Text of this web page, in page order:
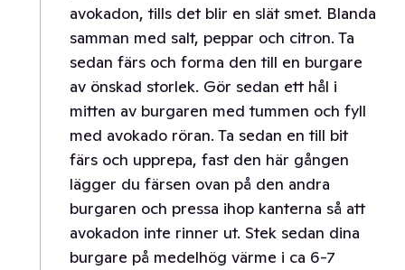
avokadon, tills det blir en slät smet. Blanda
samman med salt, peppar och citron. Ta
sedan färs och forma den till en burgare
av önskad storlek. Gör sedan ett hål i
mitten av burgaren med tummen och fyll
med avokado röran. Ta sedan en till bit
färs och upprepa, fast den här gången
lägger du färsen ovan på den andra
burgaren och pressa ihop kanterna så att
avokadon inte rinner ut. Stek sedan dina
burgare på medelhög värme i ca 6-7